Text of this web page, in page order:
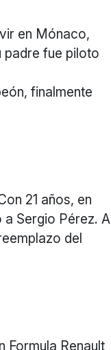
en Mónaco,
padre fue piloto
finalmente
21 años, en
Sergio Pérez. A
del
Formula Renault